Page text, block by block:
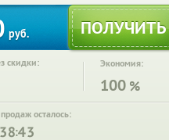
руб.
скидки: Экономия:
100 %
осталось:
: